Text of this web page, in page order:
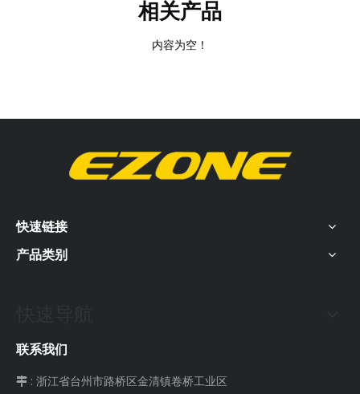
相关产品
内容为空！
快速链接
产品类别
联系我们
 : 浙江省台州市路桥区金清镇卷桥工业区